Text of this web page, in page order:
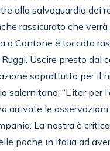
alla salvaguardia dei
rassicurato che
a Cantone è toccato
Uscire presto dal
soprattutto per il
salernitano: “L’iter per
arrivate le
La nostra è
poche in Italia ad